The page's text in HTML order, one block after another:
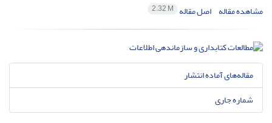
مشاهده مقاله اصل مقاله 2.32 M
مقاله‌های آماده انتشار
شماره جاری